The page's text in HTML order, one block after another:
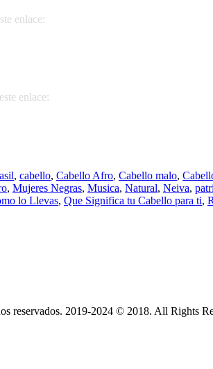
enlace:
enlace:
, cabello, Cabello Afro, Cabello malo,
, Mujeres Negras, Musica, Natural, Neiva,
lo Llevas, Que Significa tu Cabello para ti,
reservados. 2019-2024 © 2018. All Rights